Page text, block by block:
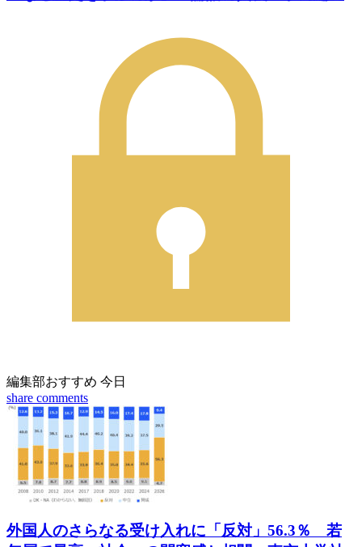
編集部おすすめ 今日
share comments
外国人のさらなる受け入れに「反対」56.3％ 若